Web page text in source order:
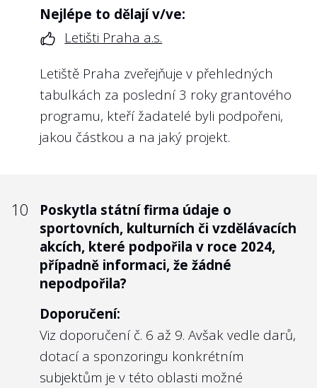
kontrolním orgánu státní firmy
nepovažujeme za „politickou trafiku“, ba
nejlepšími kandidáty pak považujeme
adekvátní odměny za nezbytný krok. U
odpovědí na tuto otázku jsme se totiž
nezřídka setkali s odměnami, které nebyly
Nejlépe to dělají v/ve:
Povodí Vltavy, s.p.
Mnoho státních podniků nám odpovídalo
přímo s odkazem na web Hlídač státu,
kterému již odpověď na tyto informace
poskytly dříve:
https://platy.hlidacstatu.cz/urednici/detail/
Dovolíme si i příklad z Německa, kde se
Nejlépe to dělají v/ve:
Letišti Praha a.s.
Letiště Praha zveřejňuje v přehledných
tabulkách za poslední 3 roky grantového
programu, kteří žadatelé byli podpořeni,
jakou částkou a na jaký projekt.
10
Poskytla státní firma údaje o
sportovních, kulturních či vzdělávacích
akcích, které podpořila v roce 2024,
případně informaci, že žádné
nepodpořila?
Doporučení:
Viz doporučení č. 6 až 9. Avšak vedle darů,
dotací a sponzoringu konkrétním
subjektům je v této oblasti možné